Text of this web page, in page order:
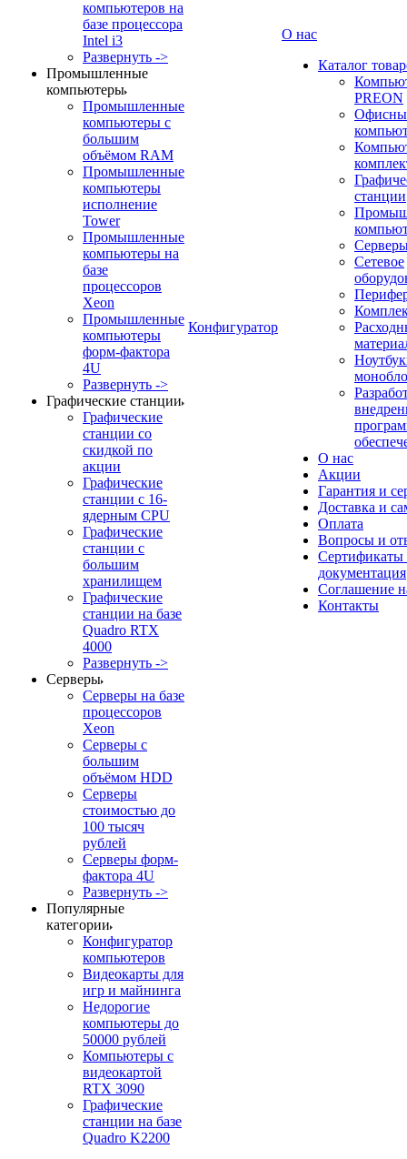
компьютеров на
базе процессора
Intel i3
Развернуть ->
Промышленные
компьютеры
Промышленные
компьютеры с
большим
объёмом RAM
Промышленные
компьютеры
исполнение
Tower
Промышленные
компьютеры на
базе
процессоров
Xeon
Промышленные
компьютеры
форм-фактора
4U
Развернуть ->
Графические станции
Графические
станции со
скидкой по
акции
Графические
станции с 16-
ядерным CPU
Графические
станции с
большим
хранилищем
Графические
станции на базе
Quadro RTX
4000
Развернуть ->
Серверы
Серверы на базе
процессоров
Xeon
Серверы с
большим
объёмом HDD
Серверы
стоимостью до
100 тысяч
рублей
Серверы форм-
фактора 4U
Развернуть ->
Популярные
категории
Конфигуратор
компьютеров
Видеокарты для
игр и майнинга
Недорогие
компьютеры до
50000 рублей
Компьютеры с
видеокартой
RTX 3090
Графические
станции на базе
Quadro K2200
Конфигуратор
О нас
Каталог
PREON
станции
Сетевое
О нас
Акции
Гарантия и
Доставка и
Оплата
Вопросы и
Сертификаты
документация
Соглашение
Контакты